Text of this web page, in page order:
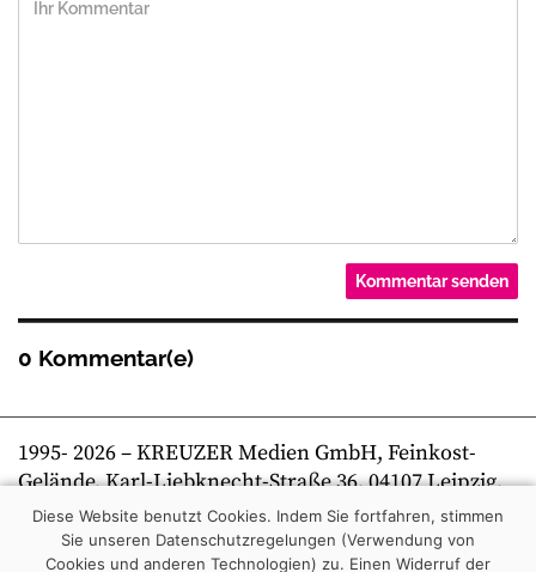
0 Kommentar(e)
1995- 2026– KREUZER Medien GmbH, Feinkost-
Gelände, Karl-Liebknecht-Straße 36, 04107 Leipzig,
Telefon +49 341 269 80 0 | kreuzer online
Diese Website benutzt Cookies. Indem Sie fortfahren, stimmen
Sie unseren Datenschutzregelungen (Verwendung von
Cookies und anderen Technologien) zu. Einen Widerruf der